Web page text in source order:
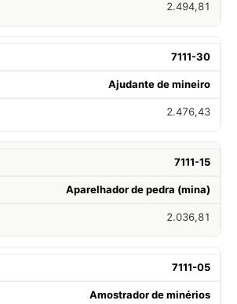
2.494,81
7111-30
Ajudante de mineiro
2.476,43
7111-15
Aparelhador de pedra (mina)
2.036,81
7111-05
Amostrador de minérios